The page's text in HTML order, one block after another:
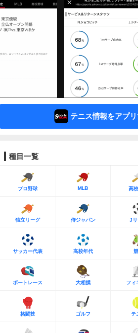
テニス情報をアプ
種目一覧
プロ野球 MLB 高
独立リーグ 侍ジャパン Jリ
サッカー代表 高校年代
ボートレース 大相撲 フィ
格闘技 ゴルフ テ